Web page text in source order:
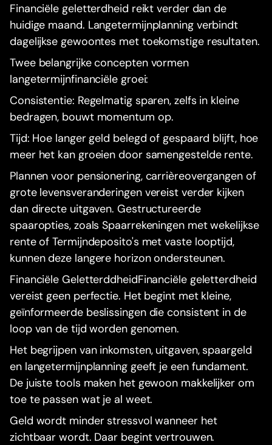
Financiële geletterdheid reikt verder dan de
huidige maand. Langetermijnplanning verbindt
dagelijkse gewoontes met toekomstige resultaten.
Twee belangrijke concepten vormen
langetermijnfinanciële groei:
Consistentie: Regelmatig sparen, zelfs in kleine
bedragen, bouwt momentum op.
Tijd: Hoe langer geld belegd of gespaard blijft, hoe
meer het kan groeien door samengestelde rente.
Plannen voor pensionering, carrièreovergangen of
grote levensveranderingen vereist verder kijken
dan directe uitgaven. Gestructureerde
spaaropties, zoals Spaarrekeningen met wekelijkse
rente of Termijndeposito's met vaste looptijd,
kunnen deze langere horizon ondersteunen.
Financiële GeletterddheidFinanciële geletterdheid
vereist geen perfectie. Het begint met kleine,
geïnformeerde beslissingen die consistent in de
loop van de tijd worden genomen.
Het begrijpen van inkomsten, uitgaven, spaargeld
en langetermijnplanning geeft je een fundament.
De juiste tools maken het gewoon makkelijker om
toe te passen wat je al weet.
Geld wordt minder stressvol wanneer het
zichtbaar wordt. Daar begint vertrouwen.